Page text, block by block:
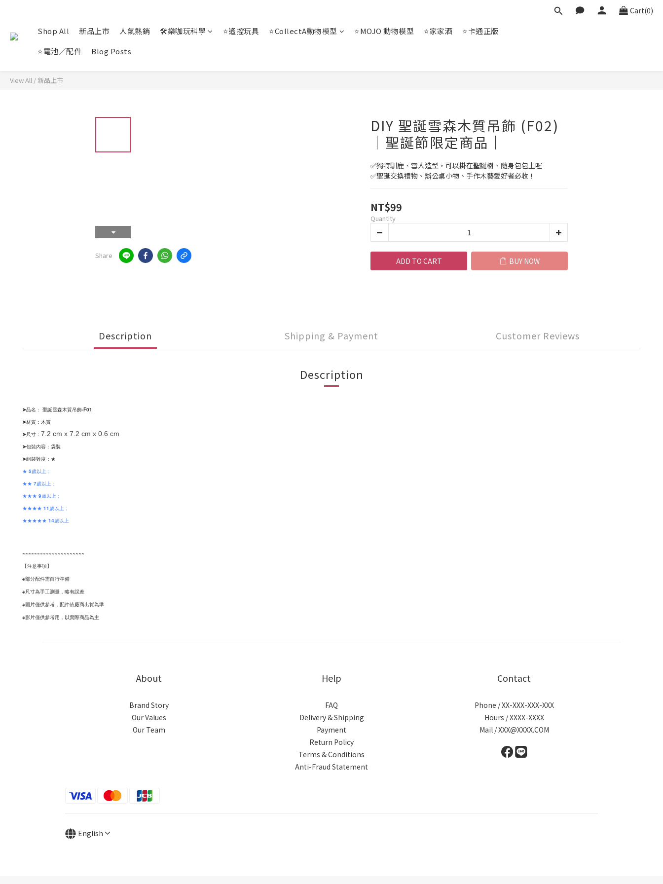
Cart(0)
Shop All 新品上市 人氣熱銷 🛠️樂咖玩科學 ⭐遙控玩具 ⭐CollectA動物模型 ⭐MOJO 動物模型 ⭐家家酒
⭐卡通正版
⭐電池／配件
Blog Posts
View All /新品上市
Share
DIY 聖誕雪森木質吊飾 (F02)
｜聖誕節限定商品｜
✅獨特馴鹿、雪人造型，可以掛在聖誕樹、隨身包包上喔
✅聖誕交換禮物、辦公桌小物、手作木藝愛好者必收！
NT$99
Quantity
ADD TO CART BUY NOW
Description Shipping & Payment Customer Reviews
Description
➤品名： 聖誕雪森木質吊飾-F01
➤材質：木質
➤尺寸： 7.2 cm x 7.2 cm x 0.6 cm
➤包裝內容：袋裝
➤組裝難度： ★
★ 5歲以上；
★★ 7歲以上；
★★★ 9歲以上；
★★★★ 11歲以上；
★★★★★ 14歲以上
~~~~~~~~~~~~~~~~~~~~~
【注意事項】
※部分配件需自行準備
※尺寸為手工測量，略有誤差
※圖片僅供參考，配件依廠商出貨為準
※影片僅供參考用，以實際商品為主
About
Brand Story
Our Values
Our Team
Help
FAQ
Delivery & Shipping
Payment
Return Policy
Terms & Conditions
Anti-Fraud Statement
Contact
Phone / XX-XXX-XXX-XXX
Hours / XXXX-XXXX
Mail / XXX@XXXX.COM
English